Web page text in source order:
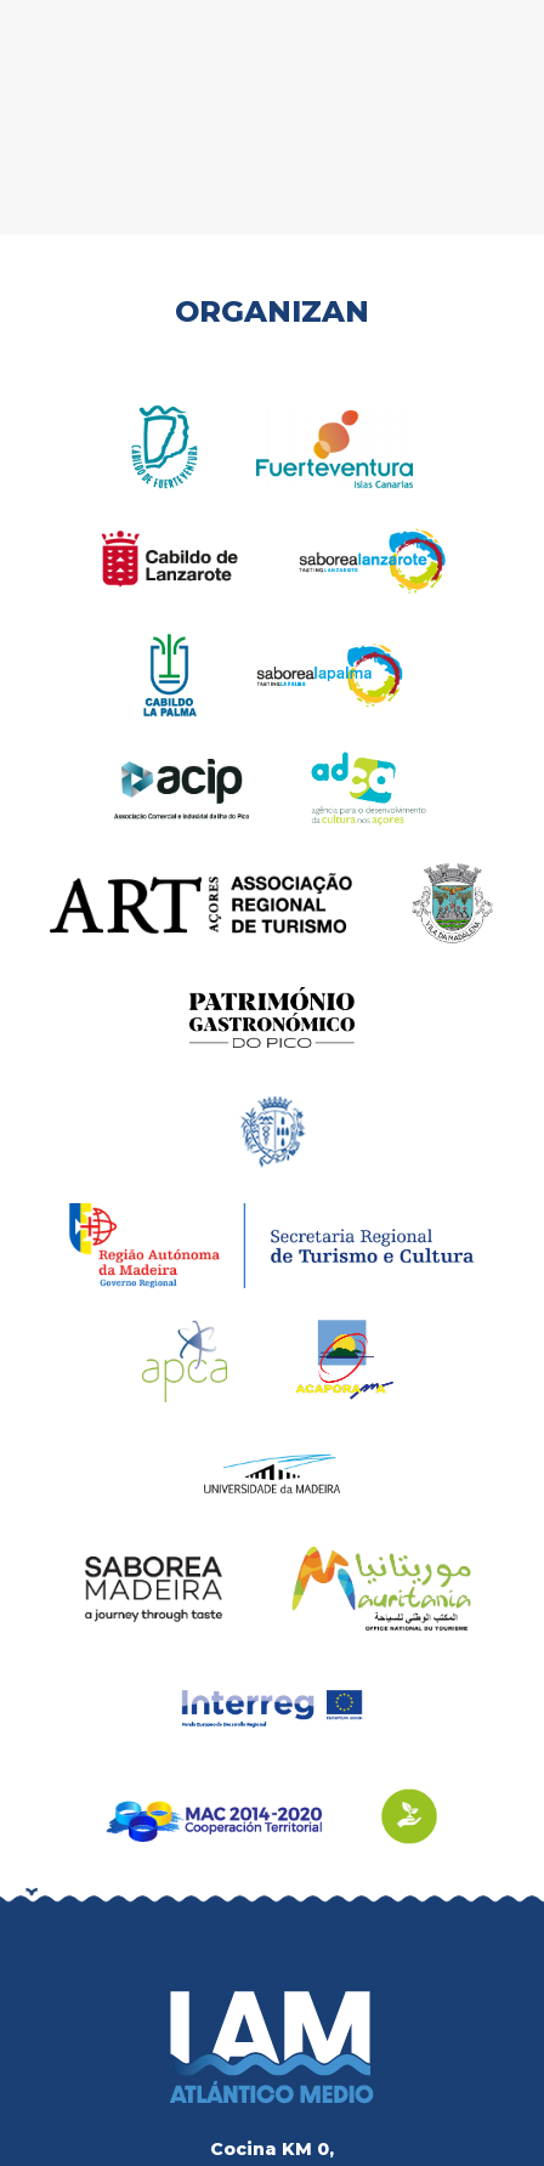
ORGANIZAN
Cocina KM 0,